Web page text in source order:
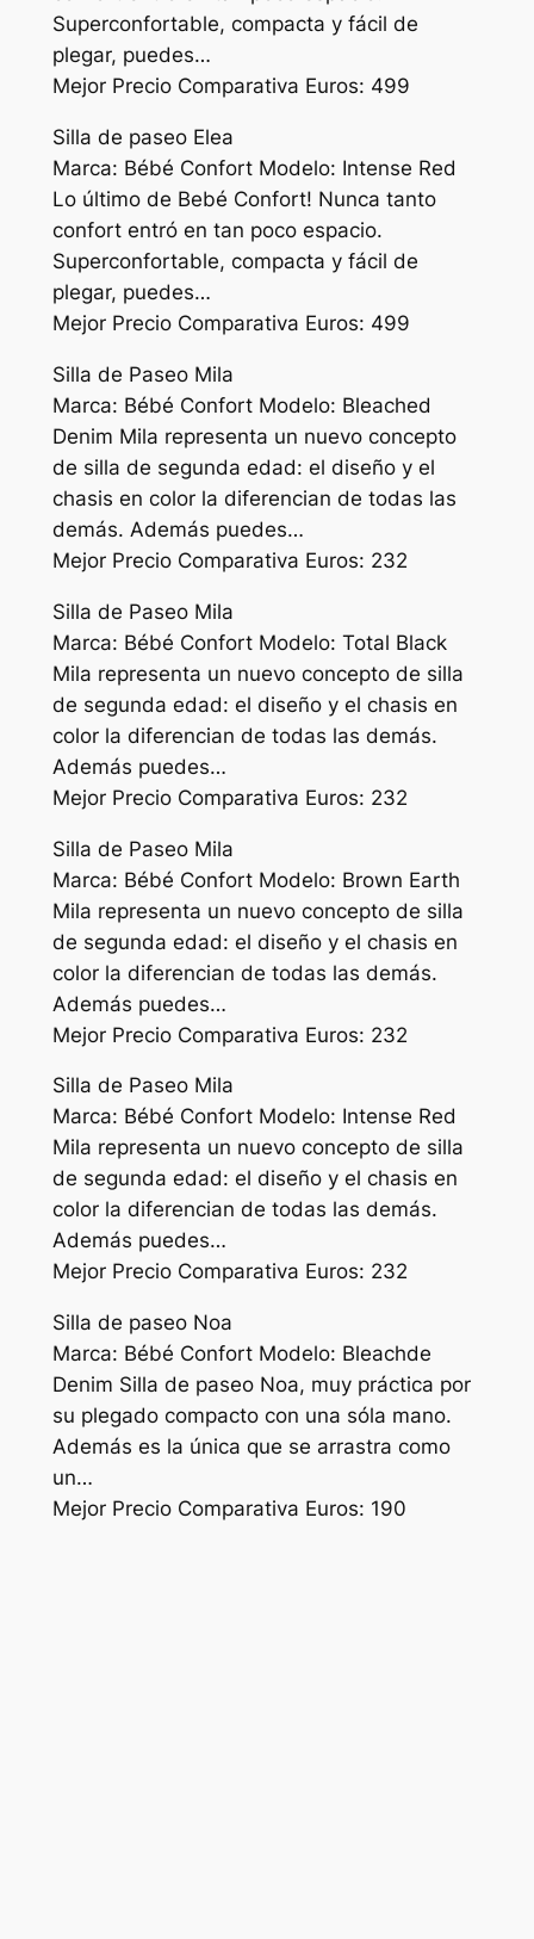
Superconfortable, compacta y fácil de
plegar, puedes…
Mejor Precio Comparativa Euros: 499
Silla de paseo Elea
Marca: Bébé Confort Modelo: Intense Red
Lo último de Bebé Confort! Nunca tanto
confort entró en tan poco espacio.
Superconfortable, compacta y fácil de
plegar, puedes…
Mejor Precio Comparativa Euros: 499
Silla de Paseo Mila
Marca: Bébé Confort Modelo: Bleached
Denim Mila representa un nuevo concepto
de silla de segunda edad: el diseño y el
chasis en color la diferencian de todas las
demás. Además puedes…
Mejor Precio Comparativa Euros: 232
Silla de Paseo Mila
Marca: Bébé Confort Modelo: Total Black
Mila representa un nuevo concepto de silla
de segunda edad: el diseño y el chasis en
color la diferencian de todas las demás.
Además puedes…
Mejor Precio Comparativa Euros: 232
Silla de Paseo Mila
Marca: Bébé Confort Modelo: Brown Earth
Mila representa un nuevo concepto de silla
de segunda edad: el diseño y el chasis en
color la diferencian de todas las demás.
Además puedes…
Mejor Precio Comparativa Euros: 232
Silla de Paseo Mila
Marca: Bébé Confort Modelo: Intense Red
Mila representa un nuevo concepto de silla
de segunda edad: el diseño y el chasis en
color la diferencian de todas las demás.
Además puedes…
Mejor Precio Comparativa Euros: 232
Silla de paseo Noa
Marca: Bébé Confort Modelo: Bleachde
Denim Silla de paseo Noa, muy práctica por
su plegado compacto con una sóla mano.
Además es la única que se arrastra como
un…
Mejor Precio Comparativa Euros: 190